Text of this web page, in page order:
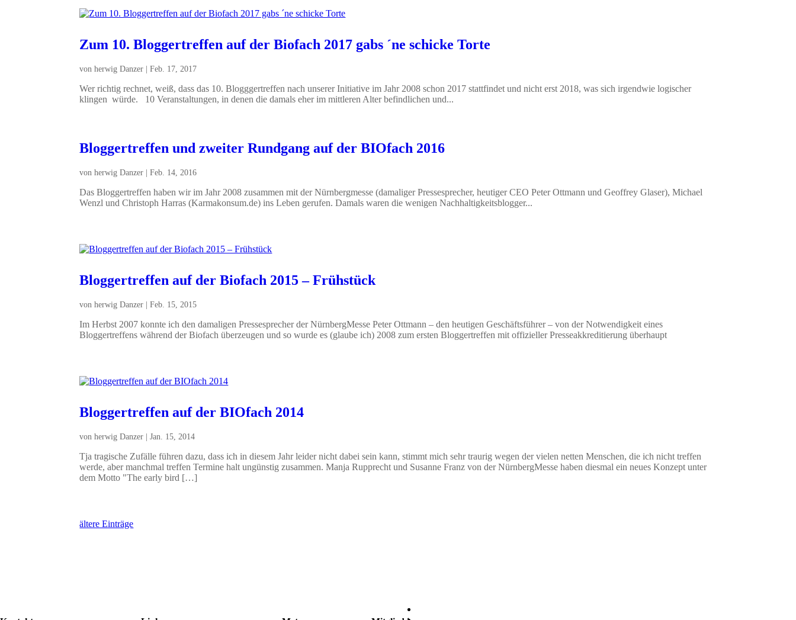
Zum 10. Bloggertreffen auf der Biofach 2017 gabs ´ne schicke Torte
vonherwig Danzer |Feb. 17, 2017
Wer richtig rechnet, weiß, dass das 10. Blogggertreffen nach unserer Initiative im Jahr 2008 schon 2017 stattfindet und nicht erst 2018, was sich irgendwie logischer
klingen würde. 10 Veranstaltungen, in denen die damals eher im mittleren Alter befindlichen und...
Bloggertreffen und zweiter Rundgang auf der BIOfach 2016
vonherwig Danzer |Feb. 14, 2016
Das Bloggertreffen haben wir im Jahr 2008 zusammen mit der Nürnbergmesse (damaliger Pressesprecher, heutiger CEO Peter Ottmann und Geoffrey Glaser), Michael
Wenzl und Christoph Harras (Karmakonsum.de) ins Leben gerufen. Damals waren die wenigen Nachhaltigkeitsblogger...
Bloggertreffen auf der Biofach 2015 – Frühstück
vonherwig Danzer |Feb. 15, 2015
Im Herbst 2007 konnte ich den damaligen Pressesprecher der NürnbergMesse Peter Ottmann – den heutigen Geschäftsführer – von der Notwendigkeit eines
Bloggertreffens während der Biofach überzeugen und so wurde es (glaube ich) 2008 zum ersten Bloggertreffen mit offizieller Presseakkreditierung überhaupt
Bloggertreffen auf der BIOfach 2014
vonherwig Danzer |Jan. 15, 2014
Tja tragische Zufälle führen dazu, dass ich in diesem Jahr leider nicht dabei sein kann, stimmt mich sehr traurig wegen der vielen netten Menschen, die ich nicht treffen
werde, aber manchmal treffen Termine halt ungünstig zusammen. Manja Rupprecht und Susanne Franz von der NürnbergMesse haben diesmal ein neues Konzept unter
dem Motto "The early bird […]
ältere Einträge